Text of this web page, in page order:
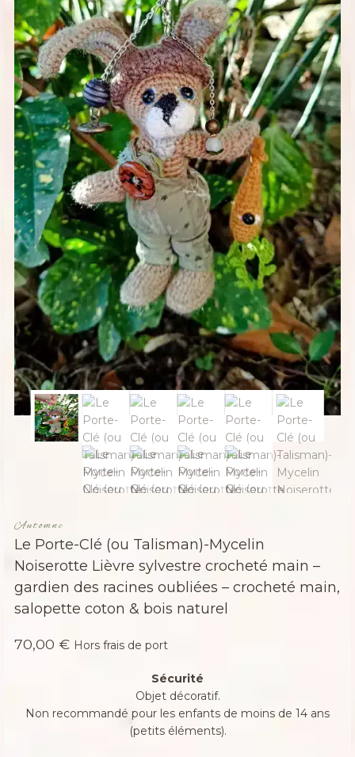
Automne
Le Porte-Clé (ou Talisman)-Mycelin
Noiserotte Lièvre sylvestre crocheté main –
gardien des racines oubliées – crocheté main,
salopette coton & bois naturel
70,00 € Hors frais de port
Sécurité
Objet décoratif.
Non recommandé pour les enfants de moins de 14 ans
(petits éléments).